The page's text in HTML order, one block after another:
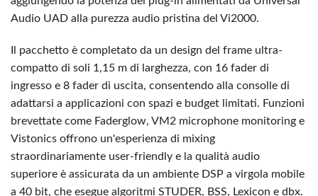
Audio UAD alla purezza audio pristina del Vi2000.
Il pacchetto è completato da un design del frame ultra-
compatto di soli 1,15 m di larghezza, con 16 fader di
ingresso e 8 fader di uscita, consentendo alla consolle di
adattarsi a applicazioni con spazi e budget limitati. Funzioni
brevettate come Faderglow, VM2 microphone monitoring e
Vistonics offrono un'esperienza di mixing
straordinariamente user-friendly e la qualità audio
superiore è assicurata da un ambiente DSP a virgola mobile
a 40 bit, che esegue algoritmi STUDER, BSS, Lexicon e dbx.